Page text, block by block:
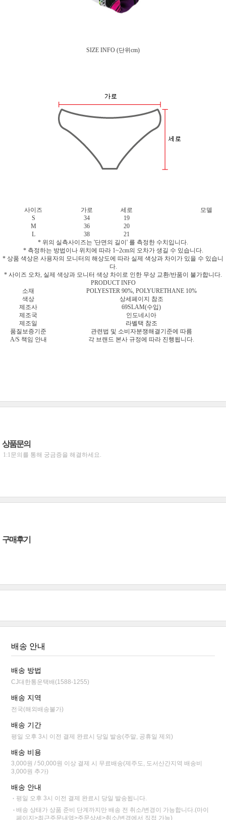
SIZE INFO (단위cm)
사이즈 가로 세로
모델
S
34
19
M
36
20
L
38
21
* 위의 실측사이즈는 '단면의 길이' 를 측정한 수치입니다.
* 측정하는 방법이나 위치에 따라 1~2cm의 오차가 생길 수 있습니다.
* 상품 색상은 사용자의 모니터의 해상도에 따라 실제 색상과 차이가 있을 수 있습니
다.
* 사이즈 오차, 실제 색상과 모니터 색상 차이로 인한 무상 교환/반품이 불가합니다.
PRODUCT INFO
소재
POLYESTER 90%, POLYURETHANE 10%
색상
상세페이지 참조
제조사
69SLAM(수입)
제조국
인도네시아
제조일
라벨택 참조
품질보증기준
관련법 및 소비자분쟁해결기준에 따름
A/S 책임 안내
각 브랜드 본사 규정에 따라 진행됩니다.
상품문의
1:1문의를 통해 궁금증을 해결하세요.
구매후기
배송 안내
배송 방법
CJ대한통운택배(1588-1255)
배송 지역
전국(해외배송불가)
배송 기간
평일 오후 3시 이전 결제 완료시 당일 발송(주말, 공휴일 제외)
배송 비용
3,000원 / 50,000원 이상 결제 시 무료배송(제주도, 도서산간지역 배송비
3,000원 추가)
배송 안내
평일 오후 3시 이전 결제 완료시 당일 발송됩니다.
배송 상태가 상품 준비 단계까지만 배송 전 취소/변경이 가능합니다.(마이
페이지>최근주문내역>주문상세>취소/변경에서 직접 가능)